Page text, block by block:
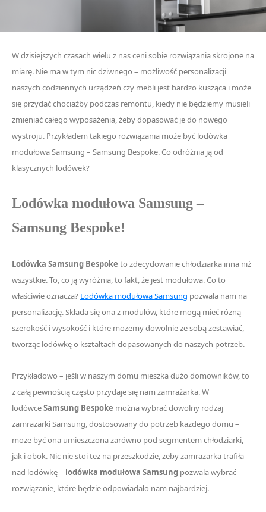
W dzisiejszych czasach wielu z nas ceni sobie rozwiązania skrojone na
miarę. Nie ma w tym nic dziwnego – możliwość personalizacji
naszych codziennych urządzeń czy mebli jest bardzo kusząca i może
się przydać chociażby podczas remontu, kiedy nie będziemy musieli
zmieniać całego wyposażenia, żeby dopasować je do nowego
wystroju. Przykładem takiego rozwiązania może być lodówka
modułowa Samsung – Samsung Bespoke. Co odróżnia ją od
klasycznych lodówek?
Lodówka modułowa Samsung –
Samsung Bespoke!
Lodówka Samsung Bespoke to zdecydowanie chłodziarka inna niż
wszystkie. To, co ją wyróżnia, to fakt, że jest modułowa. Co to
właściwie oznacza? Lodówka modułowa Samsung pozwala nam na
personalizację. Składa się ona z modułów, które mogą mieć różną
szerokość i wysokość i które możemy dowolnie ze sobą zestawiać,
tworząc lodówkę o kształtach dopasowanych do naszych potrzeb.
Przykładowo – jeśli w naszym domu mieszka dużo domowników, to
z całą pewnością często przydaje się nam zamrażarka. W
lodówceSamsung Bespoke można wybrać dowolny rodzaj
zamrażarki Samsung, dostosowany do potrzeb każdego domu –
może być ona umieszczona zarówno pod segmentem chłodziarki,
jak i obok. Nic nie stoi też na przeszkodzie, żeby zamrażarka trafiła
nad lodówkę – lodówka modułowa Samsung pozwala wybrać
rozwiązanie, które będzie odpowiadało nam najbardziej.